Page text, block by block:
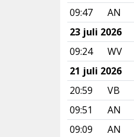
09:47
AN
23 juli 2026
09:24
WV
21 juli 2026
20:59
VB
09:51
AN
09:09
AN